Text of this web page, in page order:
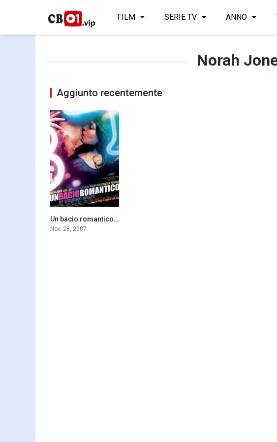
FILM SERIE TV ANNO
Norah
Aggiunto recentemente
6.7Un bacio romantico (2007)
Nov. 28, 2007